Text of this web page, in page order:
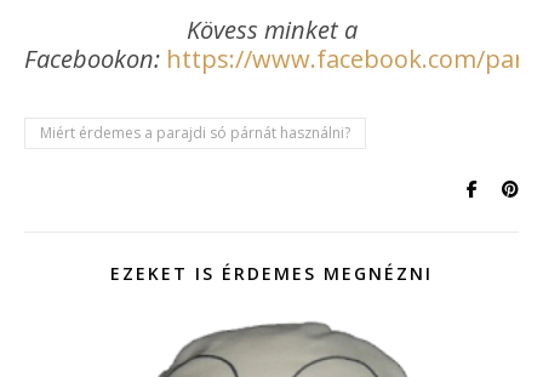
Kövess minket a
Facebookon: https://www.facebook.com/
Miért érdemes a parajdi só párnát használni?
EZEKET IS ÉRDEMES MEGNÉZNI